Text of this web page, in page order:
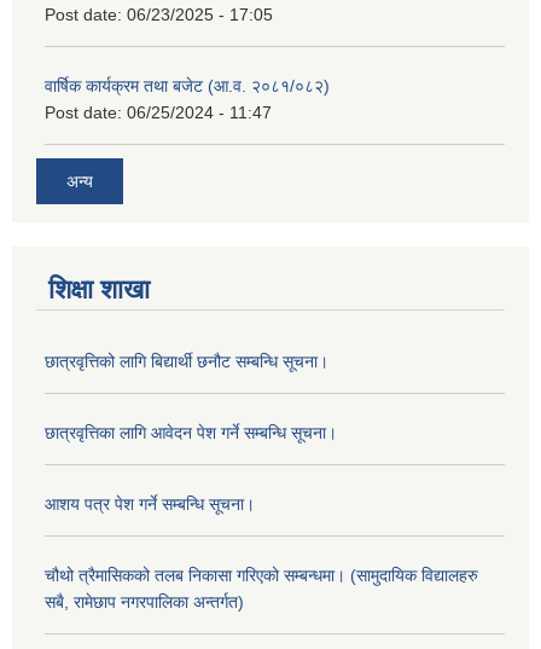
Post date: 06/23/2025 - 17:05
वार्षिक कार्यक्रम तथा बजेट (आ.व. २०८१/०८२)
Post date: 06/25/2024 - 11:47
अन्य
शिक्षा शाखा
छात्रवृत्तिको लागि बिद्यार्थी छनौट सम्बन्धि सूचना।
छात्रवृत्तिका लागि आवेदन पेश गर्ने सम्बन्धि सूचना।
आशय पत्र पेश गर्ने सम्बन्धि सूचना।
चौथो त्रैमासिकको तलब निकासा गरिएको सम्बन्धमा। (सामुदायिक विद्यालहरु
सबै, रामेछाप नगरपालिका अन्तर्गत)